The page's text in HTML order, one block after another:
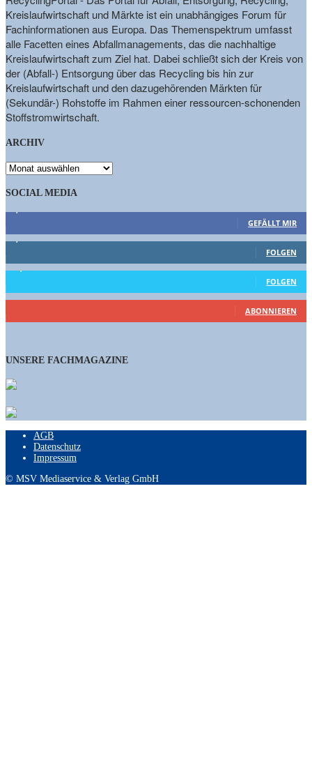
Kreislaufwirtschaft und Märkte ist ein unabhängiges Forum für
Fachinformationen aus Europa. Das Themenspektrum umfasst
alle Facetten eines Abfallmanagements, das die nachhaltige
Kreislaufwirtschaft zum Ziel hat. Dabei schließt sich der Kreis von
der (Abfall-) Entsorgung über das Recycling bis hin zur
Kreislaufwirtschaft und den dazugehörenden Märkten für
(Sekundär-) Rohstoffe im Rahmen einer ressourcen-schonenden
Stoffstromwirtschaft.
ARCHIV
ARCHIV
SOCIAL MEDIA
GEFÄLLT MIR
1,662 Follower
FOLGEN
15,658 Follower
FOLGEN
461 Abonnenten
ABONNIEREN
UNSERE FACHMAGAZINE
AGB
Datenschutz
Impressum
© MSV Mediaservice & Verlag GmbH